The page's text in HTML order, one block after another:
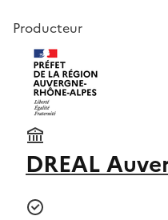
Producteur
DREAL